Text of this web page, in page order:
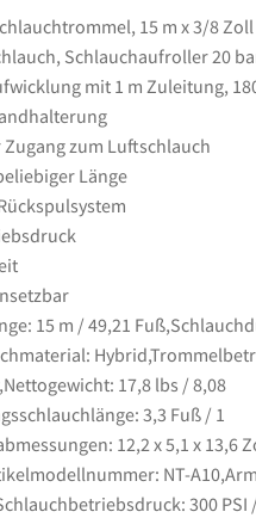
15 m x 3/8
Schlauchaufroller 20
mit 1 m Zuleitung,
zum Luftschlauch
Länge
15 m / 49,21
17,8 lbs / 8,08
3,3 Fuß / 1
12,2 x 5,1 x 13,6
NT-
300 PSI